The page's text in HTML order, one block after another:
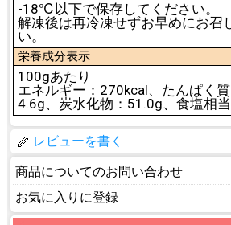
-18℃以下で保存してください。
解凍後は再冷凍せずお早めにお召
い。
栄養成分表示
100gあたり
エネルギー：270kcal、たんぱく
4.6g、炭水化物：51.0g、食塩相
レビューを書く
商品についてのお問い合わせ
お気に入りに登録